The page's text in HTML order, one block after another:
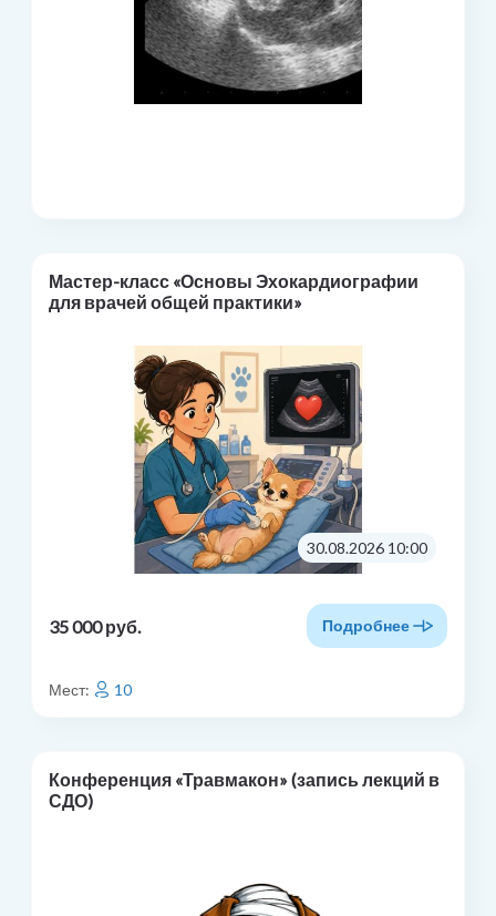
Мастер-класс «Основы Эхокардиографии
для врачей общей практики»
30.08.2026 10:00
35 000 руб. Подробнее
Мест: 10
Конференция «Травмакон» (запись лекций в
СДО)